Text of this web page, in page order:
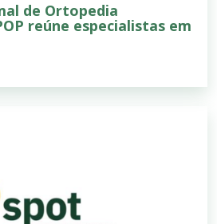
de Ortopedia
reúne especialistas em